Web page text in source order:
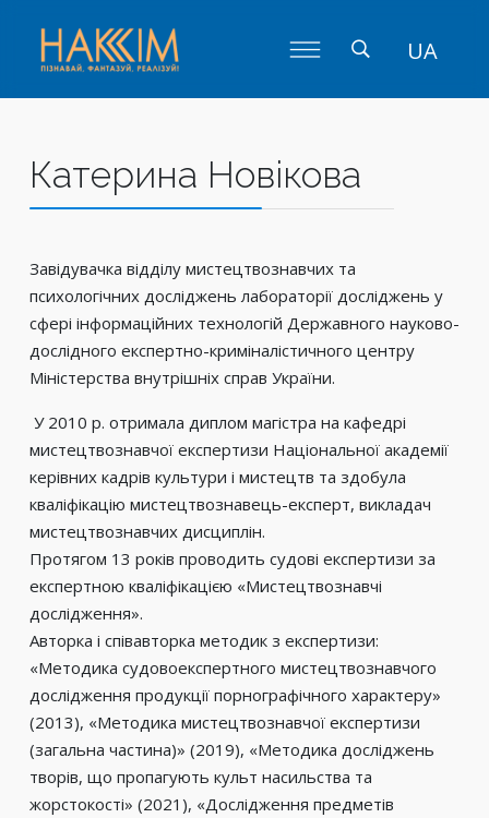
UA
Катерина Новікова
Завідувачка відділу мистецтвознавчих та
психологічних досліджень лабораторії досліджень у
сфері інформаційних технологій Державного науково-
дослідного експертно-криміналістичного центру
Міністерства внутрішніх справ України.
У 2010 р. отримала диплом магістра на кафедрі
мистецтвознавчої експертизи Національної академії
керівних кадрів культури і мистецтв та здобула
кваліфікацію мистецтвознавець-експерт, викладач
мистецтвознавчих дисциплін.
Протягом 13 років проводить судові експертизи за
експертною кваліфікацією «Мистецтвознавчі
дослідження».
Авторка і співавторка методик з експертизи:
«Методика судовоекспертного мистецтвознавчого
дослідження продукції порнографічного характеру»
(2013), «Методика мистецтвознавчої експертизи
(загальна частина)» (2019), «Методика досліджень
творів, що пропагують культ насильства та
жорстокості» (2021), «Дослідження предметів